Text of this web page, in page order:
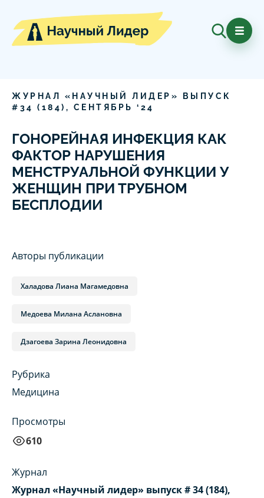
ЖУРНАЛ «НАУЧНЫЙ ЛИДЕР» ВЫПУСК
# 34 ( 184), СЕНТЯБРЬ ‘ 24
ГОНОРЕЙНАЯ ИНФЕКЦИЯ КАК
ФАКТОР НАРУШЕНИЯ
МЕНСТРУАЛЬНОЙ ФУНКЦИИ У
ЖЕНЩИН ПРИ ТРУБНОМ
БЕСПЛОДИИ
Авторы публикации
Халадова Лиана Магамедовна
Медоева Милана Аслановна
Дзагоева Зарина Леонидовна
Рубрика
Медицина
Просмотры
610
Журнал
Журнал «Научный лидер» выпуск # 34 (184),